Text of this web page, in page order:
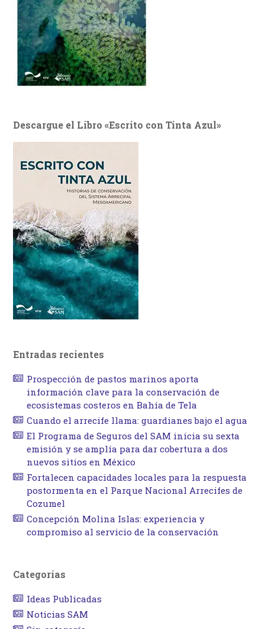
Descargue el Libro «Escrito con Tinta Azul»
Entradas recientes
Prospección de pastos marinos aporta
información clave para la conservación de
ecosistemas costeros en Bahía de Tela
Cuando el arrecife llama: guardianes bajo el agua
El Programa de Seguros del SAM inicia su sexta
emisión y se amplía para dar cobertura a dos
nuevos sitios en México
Fortalecen capacidades locales para la respuesta
postormenta en el Parque Nacional Arrecifes de
Cozumel
Concepción Molina Islas: experiencia y
compromiso al servicio de la conservación
Categorías
Ideas Publicadas
Noticias SAM